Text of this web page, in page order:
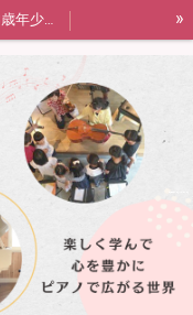
プレコース(3歳年少年中)
生徒さん保護者の声
»